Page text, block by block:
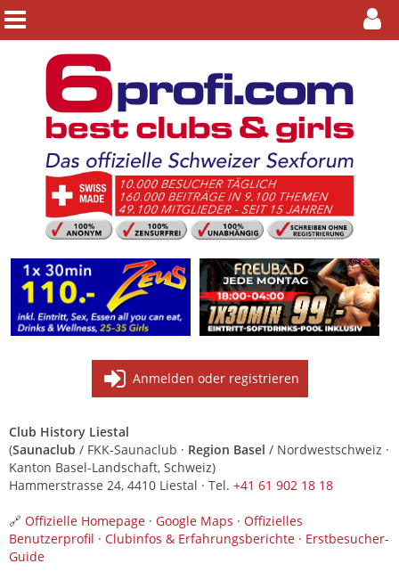
Anmelden oder registrieren
Club History Liestal
(Saunaclub / FKK-Saunaclub · Region Basel / Nordwestschweiz ·
Kanton Basel-Landschaft, Schweiz)
Hammerstrasse 24, 4410 Liestal · Tel. +41 61 902 18 18
🔗 Offizielle Homepage · Google Maps · Offizielles
Benutzerprofil · Clubinfos & Erfahrungsberichte · Erstbesucher-
Guide